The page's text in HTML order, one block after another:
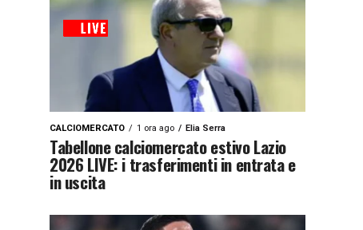
CALCIOMERCATO 1 ora ago Elia Serra
Tabellone calciomercato estivo Lazio
2026 LIVE: i trasferimenti in entrata e
in uscita